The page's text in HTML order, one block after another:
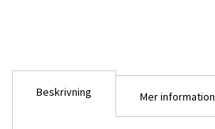
Beskrivning Mer information